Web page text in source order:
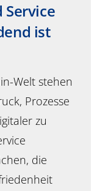
ist
Welt stehen
Prozesse
zu
die